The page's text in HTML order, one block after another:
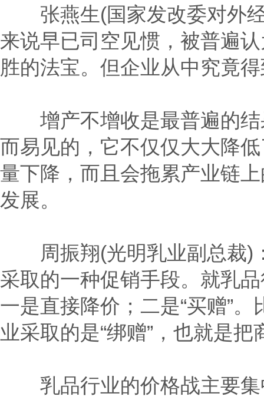
张燕生(国家发改委对外经
来说早已司空见惯，被普遍
胜的法宝。但企业从中究竟
增产不增收是最普遍的结
而易见的，它不仅仅大大降
量下降，而且会拖累产业链
发展。
周振翔(光明乳业副总裁)
采取的一种促销手段。就乳
一是直接降价；二是“买赠”。
业采取的是“绑赠”，也就是
乳品行业的价格战主要集